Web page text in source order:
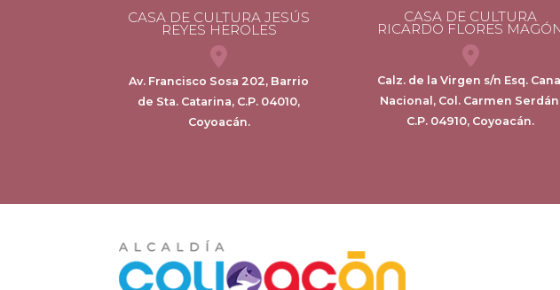
CASA DE CULTURA JESÚS
REYES HEROLES
Av. Francisco Sosa 202, Barrio
de Sta. Catarina, C.P. 04010,
Coyoacán.
CASA DE CULTURA
RICARDO FLORES
Calz. de la Virgen s/n Esq. Canal
Nacional, Col. Carmen
C.P. 04910, Coyoacán.